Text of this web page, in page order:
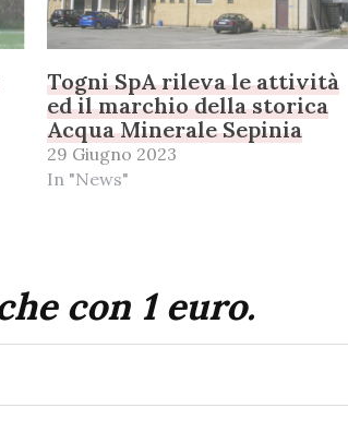
Togni SpA rileva le attività
ed il marchio della storica
Acqua Minerale Sepinia
29 Giugno 2023
In "News"
con 1 euro.